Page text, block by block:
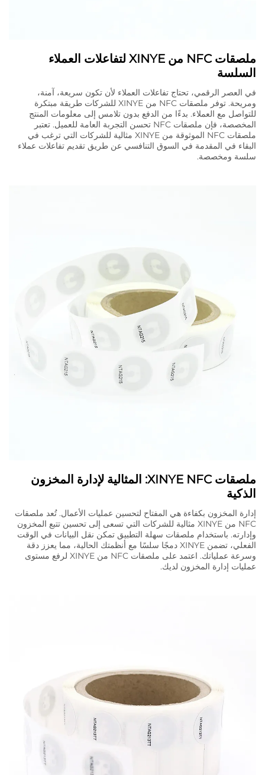
ملصقات NFC من XINYE لتفاعلات العملاء
السلسة
في العصر الرقمي، تحتاج تفاعلات العملاء لأن تكون سريعة، آمنة،
ومريحة. توفر ملصقات NFC من XINYE للشركات طريقة مبتكرة
للتواصل مع العملاء. بدءًا من الدفع بدون تلامس إلى معلومات المنتج
المخصصة، فإن ملصقات NFC تحسن التجربة العامة للعميل. تعتبر
ملصقات NFC الموثوقة من XINYE مثالية للشركات التي ترغب في
البقاء في المقدمة في السوق التنافسي عن طريق تقديم تفاعلات عملاء
سلسة ومخصصة.
ملصقات XINYE NFC: المثالية لإدارة المخزون
الذكية
إدارة المخزون بكفاءة هي المفتاح لتحسين عمليات الأعمال. تُعد ملصقات
NFC من XINYE مثالية للشركات التي تسعى إلى تحسين تتبع المخزون
وإدارته. باستخدام ملصقات سهلة التطبيق تمكن نقل البيانات في الوقت
الفعلي، تضمن XINYE دمجًا سلسًا مع أنظمتك الحالية، مما يعزز دقة
وسرعة عملياتك. اعتمد على ملصقات NFC من XINYE لرفع مستوى
عمليات إدارة المخزون لديك.